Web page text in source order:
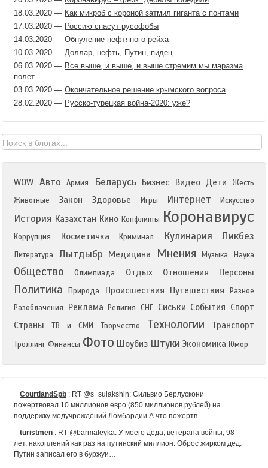
18.03.2020 — Как микроб с короной затмил гиганта с понтами
17.03.2020 — Россию спасут русофобы
14.03.2020 — Обнуление нефтяного рейха
10.03.2020 — Доллар, нефть, Путин, пидец
06.03.2020 — Все выше, и выше, и выше стремим мы маразма
полет
03.03.2020 — Окончательное решение крымского вопроса
28.02.2020 — Русско-турецкая война-2020: уже?
WOW Авто Армия Беларусь Бизнес Видео Дети
Жесть
Животные
Закон Здоровье Игры Интернет Искусство
История Казахстан Кино Конфликты Коронавирус
Коррупция Косметичка Криминал Кулинария Ликбез
Литература Лытдыбр Медицина Мнения Музыка Наука
Общество Олимпиада Отдых Отношения Персоны
Политика Природа Происшествия Путешествия
Разное
Разоблачения
Реклама Религия СНГ Сиськи События Спорт
Страны
ТВ и СМИ Творчество Технологии Транспорт
Троллинг Финансы Фото Шоубиз Штуки Экономика Юмор
CourtlandSpb : RT @s_sulakshin: Сильвио Берлускони
пожертвовал 10 миллионов евро (850 миллионов рублей) на
поддержку медучреждений Ломбардии.А что пожертв…
turistmen : RT @barmaleyka: У моего деда, ветерана войны, 98
лет, накоплений как раз на путинский миллион. Оброс жирком дед.
Путин записал его в буржуи…